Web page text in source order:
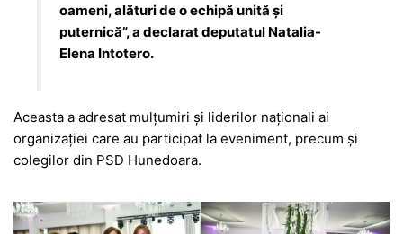
oameni, alături de o echipă unită și
puternică”, a declarat deputatul Natalia-
Elena Intotero.
Aceasta a adresat mulțumiri și liderilor naționali ai
organizației care au participat la eveniment, precum și
colegilor din PSD Hunedoara.